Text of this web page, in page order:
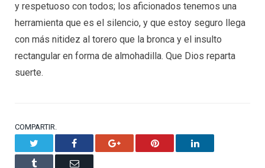
y respetuoso con todos; los aficionados tenemos una
herramienta que es el silencio, y que estoy seguro llega
con más nitidez al torero que la bronca y el insulto
rectangular en forma de almohadilla. Que Dios reparta
suerte.
COMPARTIR.
Facebook Google+ Pinterest LinkedIn
Tumblr Email